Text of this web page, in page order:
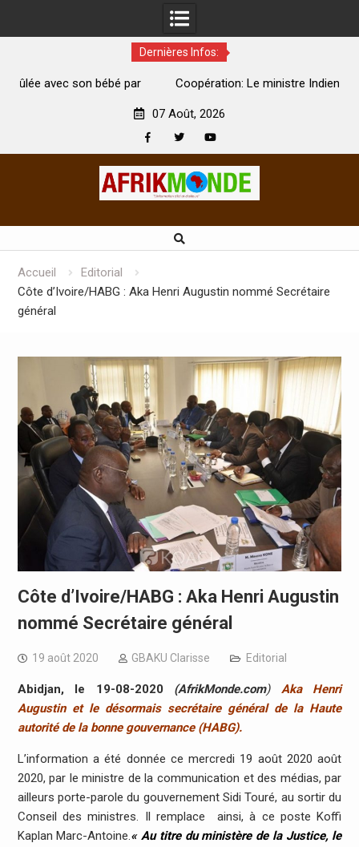
Dernières Infos:
Coopération: Le ministre Indien Kirti Vardhan Singh à
07 Août, 2026
Accueil
Editorial
Côte d’Ivoire/HABG : Aka Henri Augustin nommé Secrétaire
général
Côte d’Ivoire/HABG : Aka Henri Augustin
nommé Secrétaire général
19 août 2020 GBAKU Clarisse Editorial
Abidjan, le 19-08-2020 (AfrikMonde.com) Aka Henri
Augustin et le désormais secrétaire général de la Haute
autorité de la bonne gouvernance (HABG).
L’information a été donnée ce mercredi 19 août 2020 août
2020, par le ministre de la communication et des médias, par
ailleurs porte-parole du gouvernement Sidi Touré, au sortir du
Conseil des ministres. Il remplace ainsi, à ce poste Koffi
Kaplan Marc-Antoine.« Au titre du ministère de la Justice, le